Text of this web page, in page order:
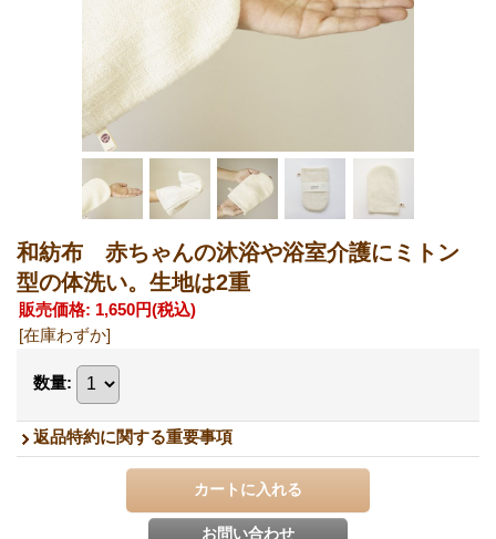
和紡布 赤ちゃんの沐浴や浴室介護にミトン
型の体洗い。生地は2重
販売価格: 1,650円(税込)
[在庫わずか]
数量:
返品特約に関する重要事項